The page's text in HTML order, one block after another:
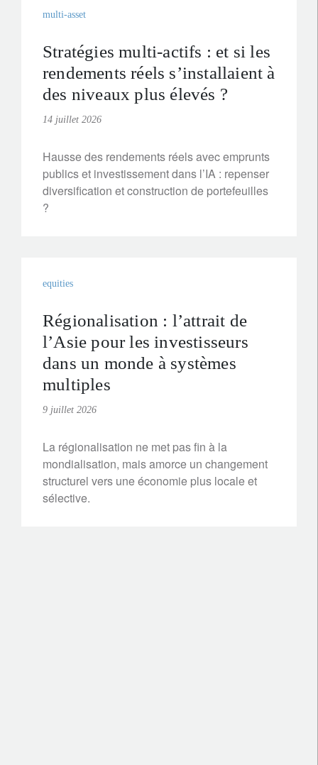
multi-asset
Stratégies multi-actifs : et si les
rendements réels s’installaient à
des niveaux plus élevés ?
14 juillet 2026
Hausse des rendements réels avec emprunts
publics et investissement dans l’IA : repenser
diversification et construction de portefeuilles
?
equities
Régionalisation : l’attrait de
l’Asie pour les investisseurs
dans un monde à systèmes
multiples
9 juillet 2026
La régionalisation ne met pas fin à la
mondialisation, mais amorce un changement
structurel vers une économie plus locale et
sélective.